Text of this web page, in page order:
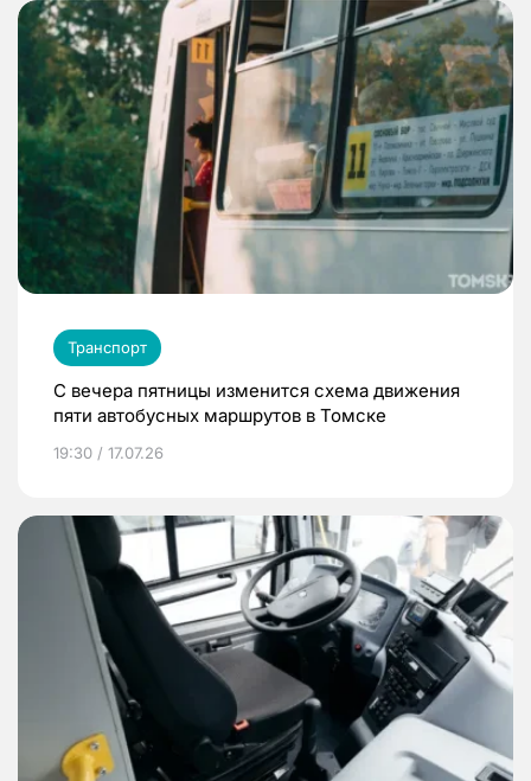
Транспорт
С вечера пятницы изменится схема движения
пяти автобусных маршрутов в Томске
19:30 / 17.07.26